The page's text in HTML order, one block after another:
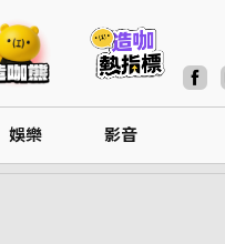
娛樂 影音